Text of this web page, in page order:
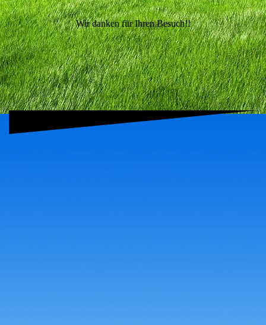
Wir danken für Ihren Besuch!!